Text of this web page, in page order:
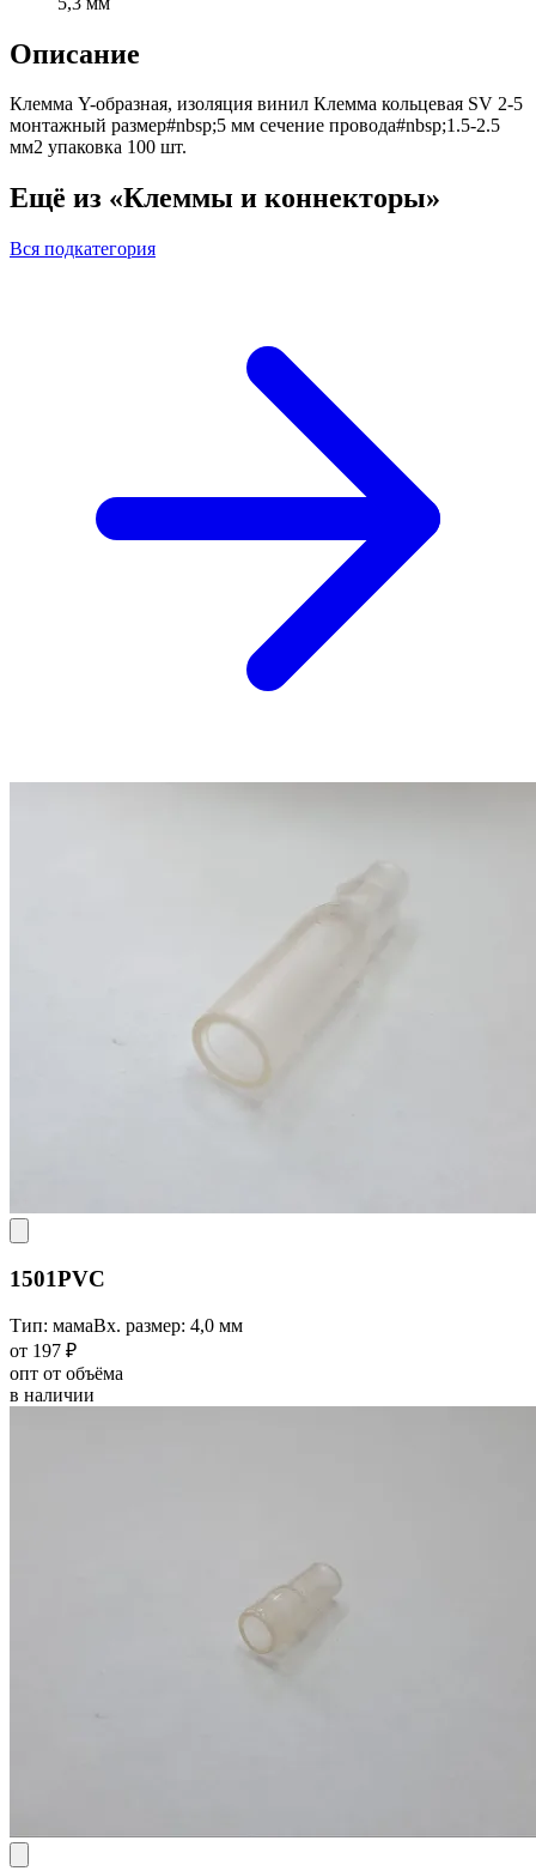
Описание
Клемма Y-образная, изоляция винил Клемма кольцевая SV 2-5
монтажный размер#nbsp;5 мм сечение провода#nbsp;1.5-2.5
мм2 упаковка 100 шт.
Ещё из «Клеммы и коннекторы»
Вся подкатегория
1501PVC
Тип: мамаВх. размер: 4,0 мм
от 197 ₽
опт от объёма
в наличии